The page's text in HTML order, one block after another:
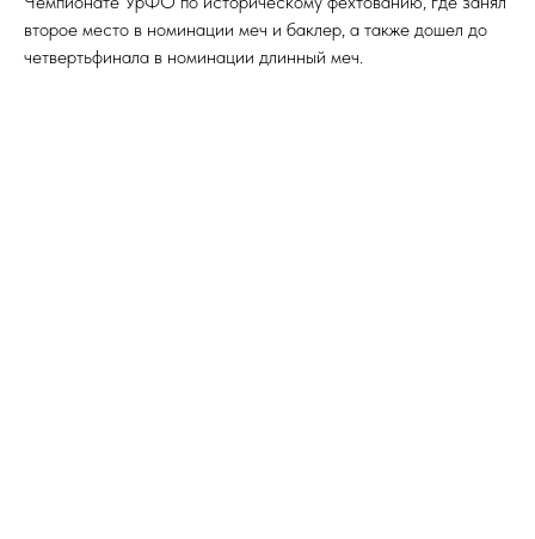
второе место в номинации меч и баклер, а также дошел до
четвертьфинала в номинации длинный меч.